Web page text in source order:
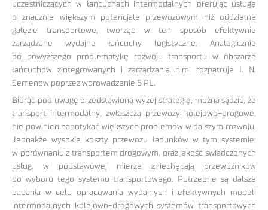
uczestniczących w łańcuchach intermodalnych oferując usługę
o znacznie większym potencjale przewozowym niż oddzielne
gałęzie transportowe, tworząc w ten sposób efektywnie
zarządzane wydajne łańcuchy logistyczne. Analogicznie
do powyższego problematykę rozwoju transportu w obszarze
łańcuchów zintegrowanych i zarządzania nimi rozpatruje I. N.
Semenow poprzez wprowadzenie 5 PL.
Biorąc pod uwagę przedstawioną wyżej strategię, można sądzić, że
transport intermodalny, zwłaszcza przewozy kolejowo-drogowe,
nie powinien napotykać większych problemów w dalszym rozwoju.
Jednakże wysokie koszty przewozu ładunków w tym systemie,
w porównaniu z transportem drogowym, oraz jakość świadczonych
usług, w podstawowej mierze zniechęcają przewoźników
do wyboru tego systemu transportowego. Potrzebne są dalsze
badania w celu opracowania wydajnych i efektywnych modeli
intermodalnych kolejowo-drogowych systemów transportowych